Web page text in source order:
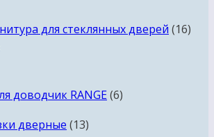
для стеклянных дверей 16
доводчик RANGE 66
дверные 1313